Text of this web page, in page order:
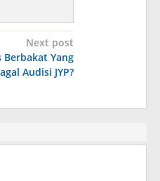
Next post
Berbakat Yang
Audisi JYP?